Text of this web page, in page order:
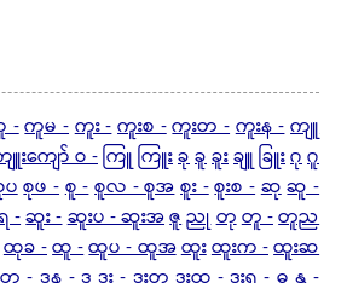
-ကူမ -ကူး -ကူးစ -ကူးတ -ကူးန -ကျူ
းကျော် ဝ -ကြူ ကြူးခုခူခူးချူ ခြူးဂုဂူ
ပစုဖ -စူ -စူလ - စူအစူး -စူးစ -ဆုဆူ -
-ဆူး -ဆူးပ - ဆူးအဇူညုတုတူ -တူည
ထုခ -ထူ -ထူပ - ထူအထူးထူးက -ထူးဆ